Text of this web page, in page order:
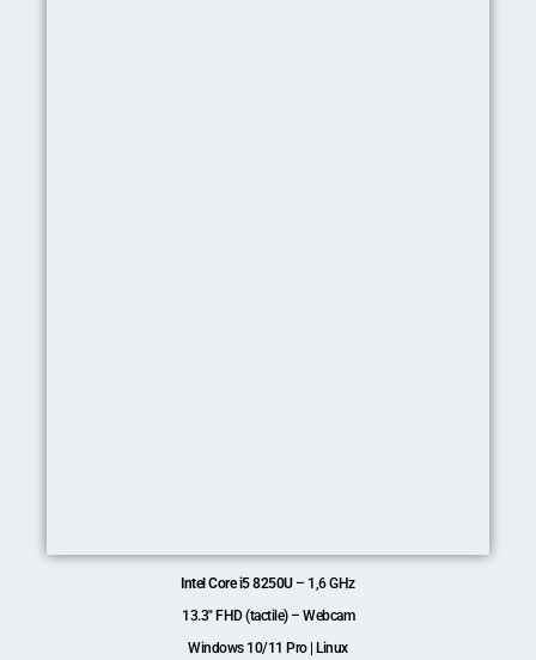
Intel Core i5 8250U– 1,6 GHz
13.3″ FHD (tactile) – Webcam
Windows 10/11 Pro | Linux